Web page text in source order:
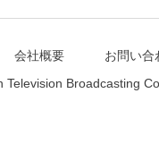
会社概要
お問い合
Broadcasting